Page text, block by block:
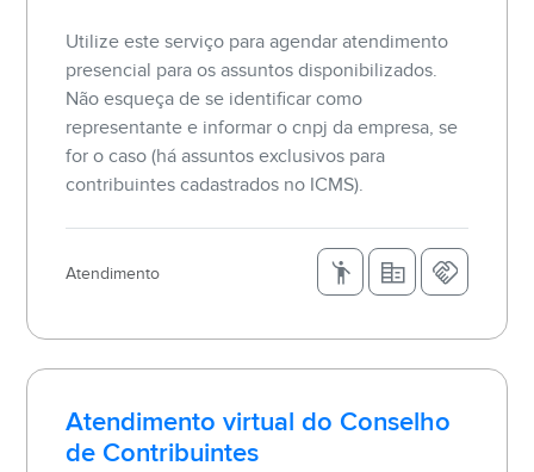
Utilize este serviço para agendar atendimento
presencial para os assuntos disponibilizados.
Não esqueça de se identificar como
representante e informar o cnpj da empresa, se
for o caso (há assuntos exclusivos para
contribuintes cadastrados no ICMS).
Atendimento
Atendimento virtual do Conselho
de Contribuintes